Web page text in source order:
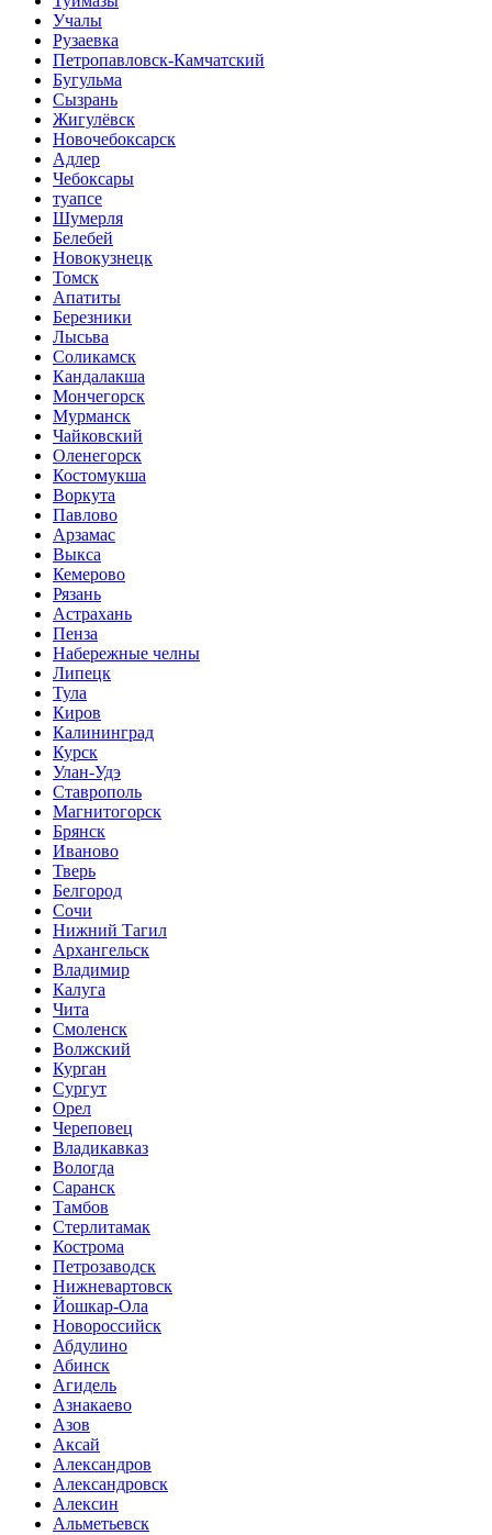
Учалы
Рузаевка
Петропавловск-Камчатский
Бугульма
Сызрань
Жигулёвск
Новочебоксарск
Адлер
Чебоксары
туапсе
Шумерля
Белебей
Новокузнецк
Томск
Апатиты
Березники
Лысьва
Соликамск
Кандалакша
Мончегорск
Мурманск
Чайковский
Оленегорск
Костомукша
Воркута
Павлово
Арзамас
Выкса
Кемерово
Рязань
Астрахань
Пенза
Набережные челны
Липецк
Тула
Киров
Калининград
Курск
Улан-Удэ
Ставрополь
Магнитогорск
Брянск
Иваново
Тверь
Белгород
Сочи
Нижний Тагил
Архангельск
Владимир
Калуга
Чита
Смоленск
Волжский
Курган
Сургут
Орел
Череповец
Владикавказ
Вологда
Саранск
Тамбов
Стерлитамак
Кострома
Петрозаводск
Нижневартовск
Йошкар-Ола
Новороссийск
Абдулино
Абинск
Агидель
Азнакаево
Азов
Аксай
Александров
Александровск
Алексин
Альметьевск